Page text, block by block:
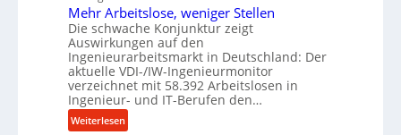
d
H
y
d
r
a
u
l
l
a
n
g
l
e
b
o
n
e
s
s
t
e
i
Mehr Arbeitslose, weniger Stellen
Die schwache Konjunktur zeigt
Auswirkungen auf den
Ingenieurarbeitsmarkt in Deutschland: Der
aktuelle VDI-/IW-Ingenieurmonitor
verzeichnet mit 58.392 Arbeitslosen in
Ingenieur- und IT-Berufen den…
Weiterlesen: